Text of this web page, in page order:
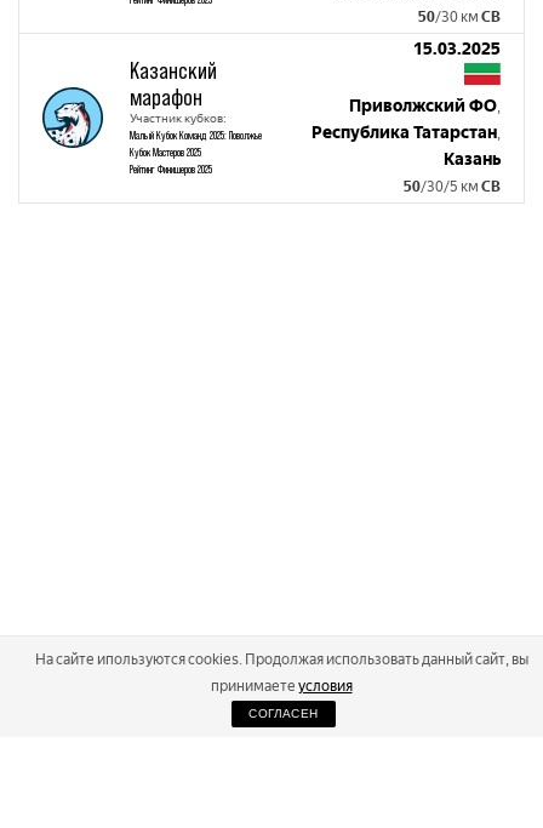
50/30 км СВ
Казанский
марафон
Участник кубков:
Малый Кубок Команд 2025: Поволжье
Кубок Мастеров 2025
Рейтинг Финишеров 2025
15.03.2025
Приволжский ФО,
Республика Татарстан,
Казань
50/30/5 км СВ
2026
На сайте ипользуются cookies. Продолжая использовать данный сайт, вы
принимаете условия
СОГЛАСЕН